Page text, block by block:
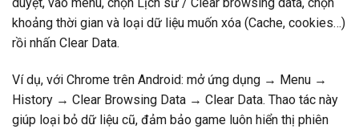
khoảng thời gian và loại dữ liệu muốn xóa (Cache, cookies…)
rồi nhấn Clear Data.
Ví dụ, với Chrome trên Android: mở ứng dụng → Menu →
History → Clear Browsing Data → Clear Data. Thao tác này
giúp loại bỏ dữ liệu cũ, đảm bảo game luôn hiển thị phiên